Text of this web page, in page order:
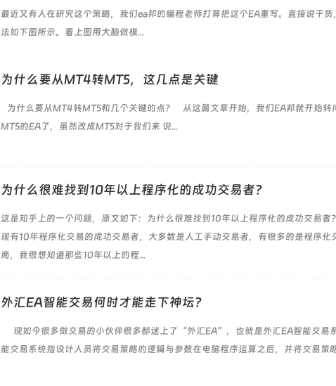
最近又有人在研究这个策略，我们ea邦的编程老师打算把这个EA重写。直接说干货
法如下图所示。看上图用大脑做模...
为什么要从MT4转MT5，这几点是关键
为什么要从MT4转MT5和几个关键的点？ 从这篇文章开始，我们EA邦就开始转
MT5的EA了，虽然改成MT5对于我们来 说...
为什么很难找到10年以上程序化的成功交易者？
这是知乎上的一个问题，原文如下：为什么很难找到10年以上程序化的成功交易者
现有10年程序化交易的成功交易者，大多数是人工手动交易者，有很多的是程序化
商，我很想知道那些10年以上的程...
外汇EA智能交易何时才能走下神坛？
现如今很多做交易的小伙伴很多都迷上了“外汇EA”，也就是外汇EA智能交易
能交易系统指设计人员将交易策略的逻辑与参数在电脑程序运算之后，并将交易策